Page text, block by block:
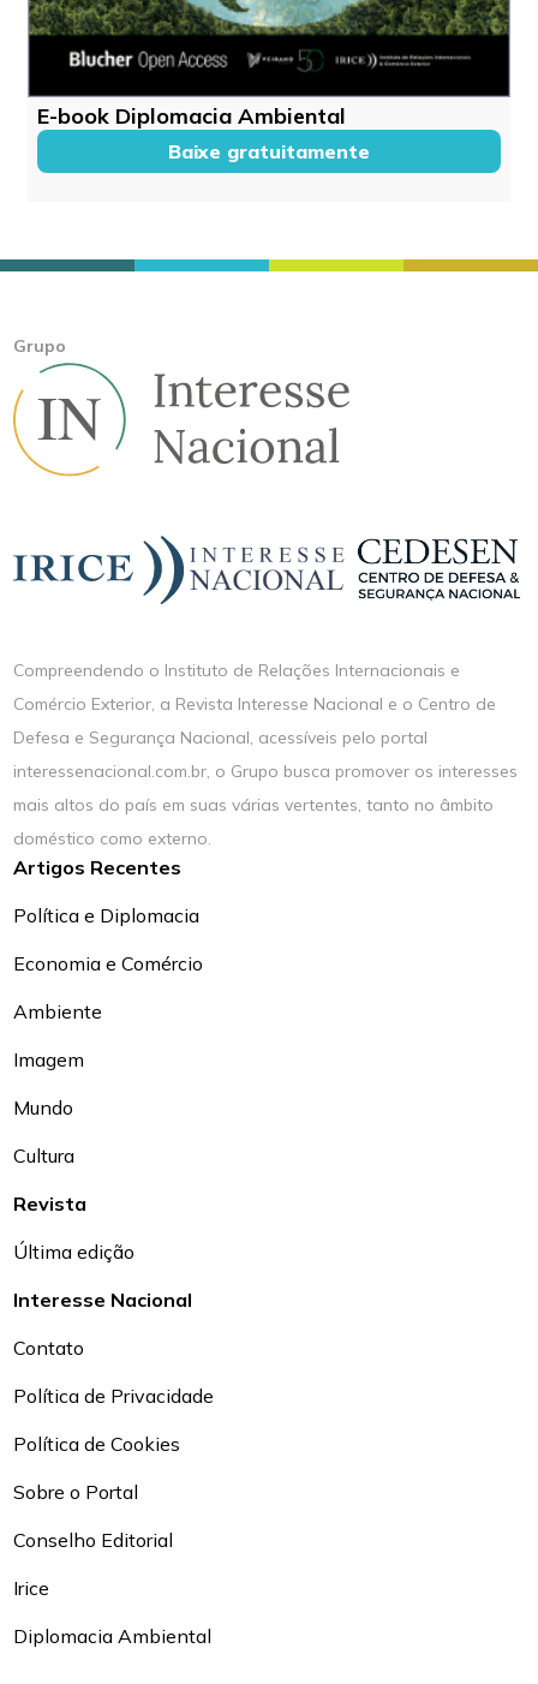
E-book Diplomacia Ambiental
Baixe gratuitamente
Grupo
Compreendendo o Instituto de Relações Internacionais e
Comércio Exterior, a Revista Interesse Nacional e o Centro de
Defesa e Segurança Nacional, acessíveis pelo portal
interessenacional.com.br, o Grupo busca promover os interesses
mais altos do país em suas várias vertentes, tanto no âmbito
doméstico como externo.
Artigos Recentes
Política e Diplomacia
Economia e Comércio
Ambiente
Imagem
Mundo
Cultura
Revista
Última edição
Interesse Nacional
Contato
Política de Privacidade
Política de Cookies
Sobre o Portal
Conselho Editorial
Irice
Diplomacia Ambiental